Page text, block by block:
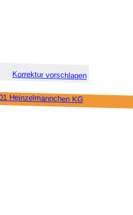
Korrektur vor­schlagen
Heinzel­männchen KG